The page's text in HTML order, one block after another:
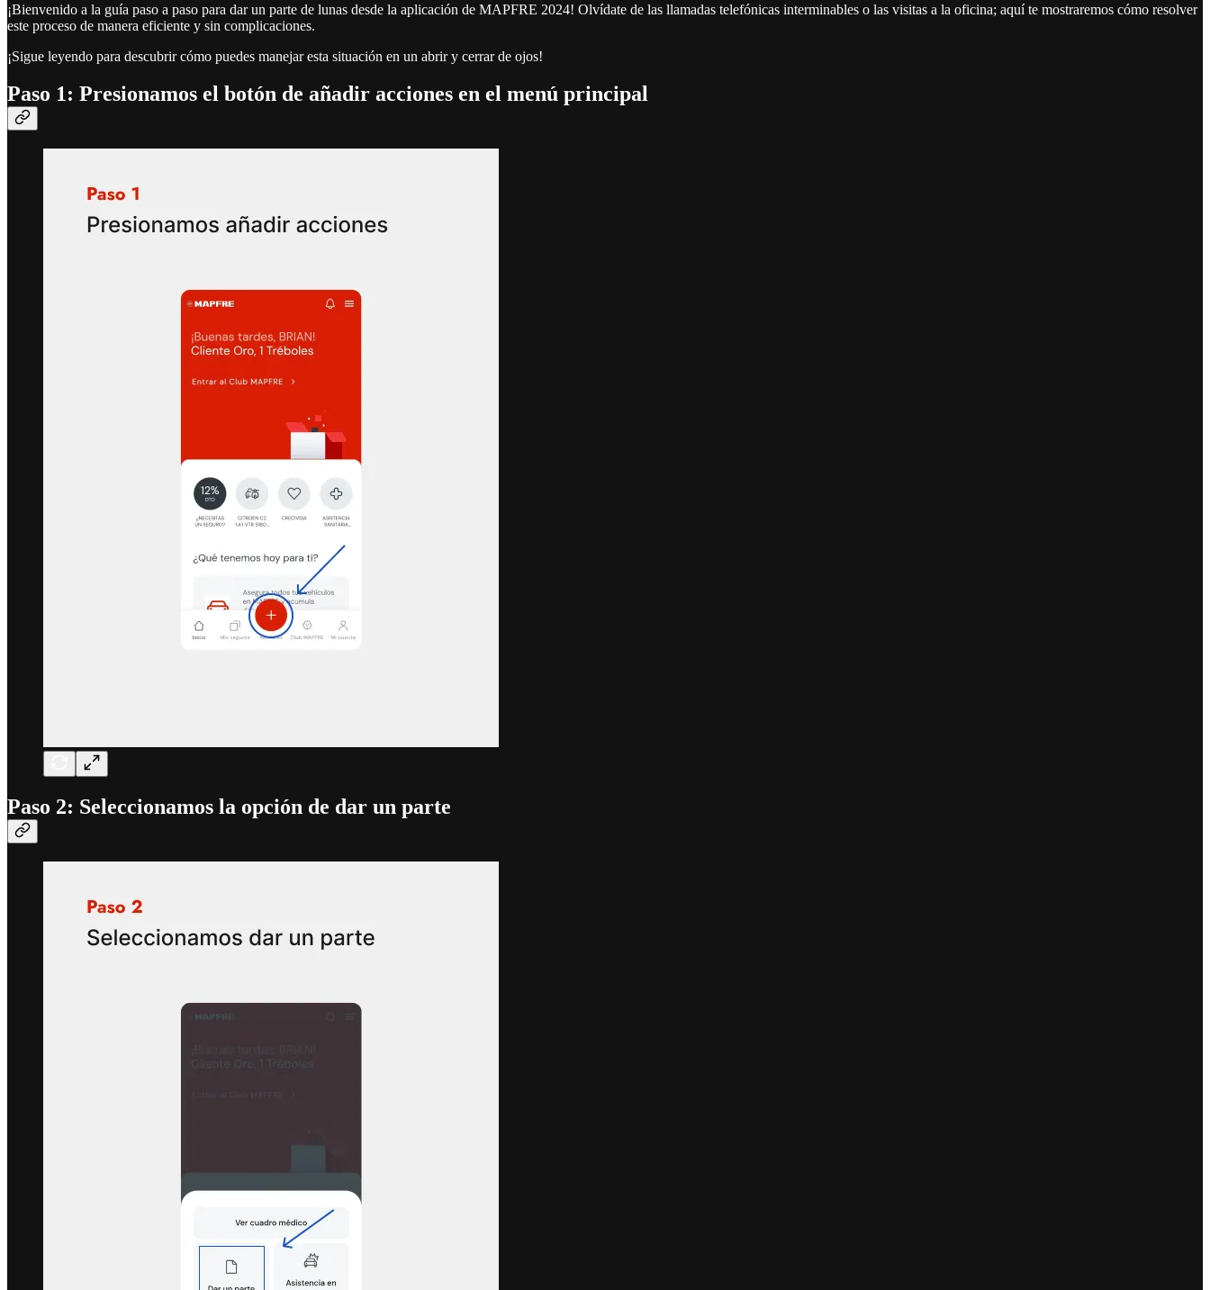
¡Bienvenido a la guía paso a paso para dar un parte de lunas desde la aplicación de MAPFRE 2024! Olvídate de las llamadas telefónicas interminables o las visitas a la oficina; aquí te mostraremos cómo resolver
este proceso de manera eficiente y sin complicaciones.
¡Sigue leyendo para descubrir cómo puedes manejar esta situación en un abrir y cerrar de ojos!
Paso 1: Presionamos el botón de añadir acciones en el menú principal
Paso 2: Seleccionamos la opción de dar un parte